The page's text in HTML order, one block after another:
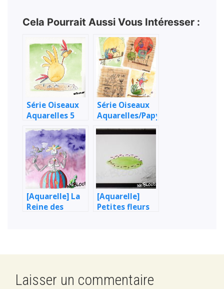
Cela Pourrait Aussi Vous Intéresser :
Série Oiseaux
Aquarelles 5
Série Oiseaux
Aquarelles/Papyrus
6
[Aquarelle] La
Reine des
[Aquarelle]
Petites fleurs
Laisser un commentaire